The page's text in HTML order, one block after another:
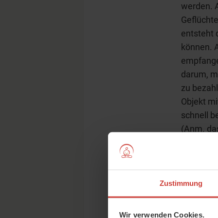
Zustimmung
Wir verwenden Cookies.
werden.
entsteht
können.
darum,
zu
Objekt
schnell
(Anm.
hast